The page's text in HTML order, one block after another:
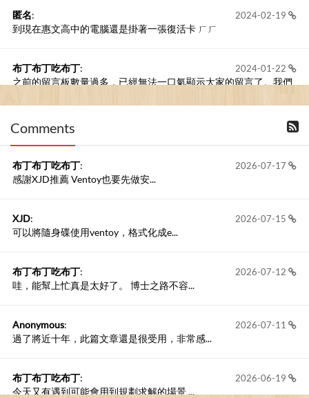
2024-02-19
匿名:
到現在惠文高中的電腦還是掛著一張復活卡 ㄏㄏ
2024-01-22
布丁布丁吃布丁:
之前的留言板數量過多，已經無法一口氣顯示大家的留言了。我們
Comments
2026-07-17
布丁布丁吃布丁:
感謝XJD推薦 Ventoy也要先做安...
2026-07-15
XJD:
可以將隨身碟使用ventoy，格式化成e...
2026-07-12
布丁布丁吃布丁:
哇，能幫上忙真是太好了。 博士之路不容...
2026-07-11
Anonymous:
過了將近十年，此篇文章還是很受用，非常感...
2026-06-19
布丁布丁吃布丁:
今天又有遇到可能會用到規劃求解的場景 ...